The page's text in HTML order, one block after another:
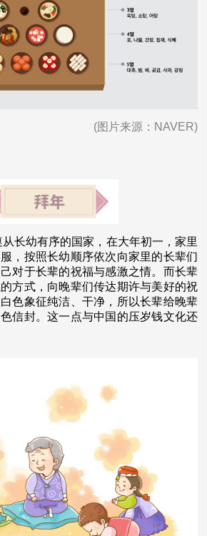
(图片来源：NAVER)
长幼有序的国家，在大年初一，家里
，按照长幼顺序依次向家里的长辈们
对于长辈的祝福与感激之情。而长辈
方式，向晚辈们传达期许与美好的祝
色象征纯洁、干净，所以长辈给晚辈
信封。这一点与中国的压岁钱文化还